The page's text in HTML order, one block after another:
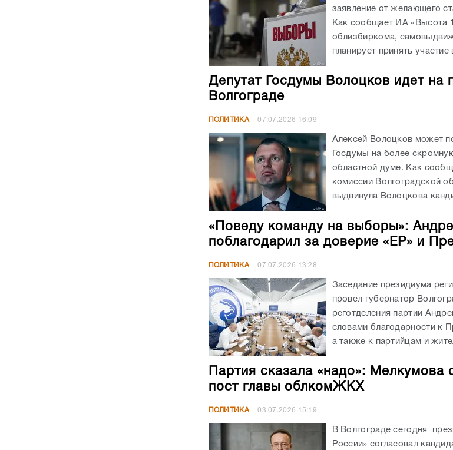
заявление от желающего
Как сообщает ИА «Высота
облизбиркома,
планирует принять
Депутат Госдумы Волоцков идет на
Волгограде
ПОЛИТИКА 07.07.2026 16:09
Алексей Волоцков может
Госдумы на более
областной думе. Как
комиссии Волгоградской
выдвинула Волоцкова
«Поведу команду на выборы»:
поблагодарил за доверие «ЕР» и
ПОЛИТИКА 07.07.2026 13:28
Заседание президиума
провел губернатор
реготделения партии
словами благодарности к
а также к партийцам и
Партия сказала «надо»: Мелкумова
пост главы облкомЖКХ
ПОЛИТИКА 03.07.2026 15:19
В Волгограде сегодня
России» согласовал